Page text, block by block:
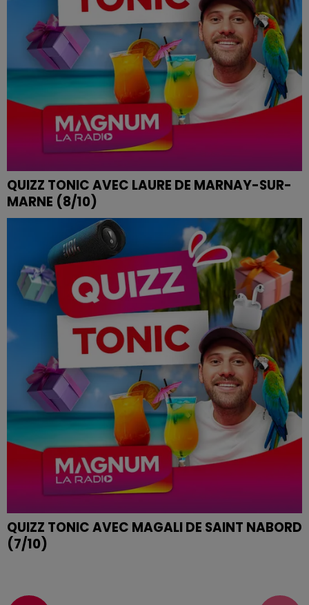
QUIZZ TONIC AVEC LAURE DE MARNAY-SUR-
MARNE (8/10)
QUIZZ TONIC AVEC MAGALI DE SAINT NABORD
(7/10)